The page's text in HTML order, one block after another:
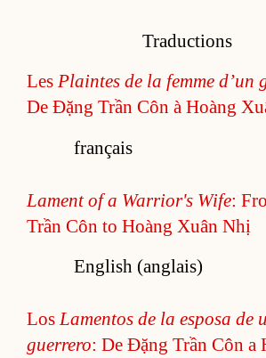
Traductions
Les Plaintes de la femme d’un
De Đặng Trần Côn à Hoàng
français
Lament of a Warrior's Wife:
Trần Côn to Hoàng Xuân Nhị
English (anglais)
LosLamentos de la esposa de
guerrero: De Đặng Trần Côn a